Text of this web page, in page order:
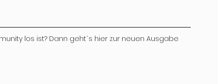
los ist? Dann geht´s hier zur neuen Ausgabe